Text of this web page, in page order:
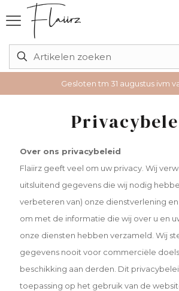
Gesloten tm 31 augustus ivm
Over ons privacybeleid
Flaiirz geeft veel om uw privacy. Wij
uitsluitend gegevens die wij nodig
verbeteren van) onze dienstverlening
om met de informatie die wij over u en
onze diensten hebben verzameld. Wij
gegevens nooit voor commerciële
beschikking aan derden. Dit
toepassing op het gebruik van de